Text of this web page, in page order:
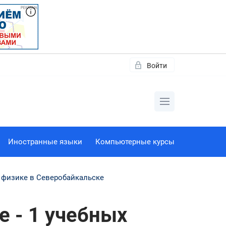
Войти
Иностранные языки Компьютерные курсы
в Северобайкальске
- 1 учебных